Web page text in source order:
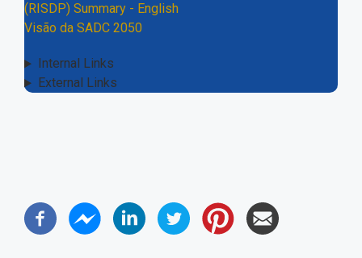
(RISDP) Summary - English
Visão da SADC 2050
Internal Links
External Links